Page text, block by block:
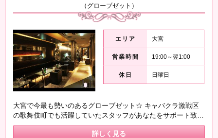
（グローブゼット）
エリア 大宮
営業時間 19:00～翌1:00
休日 日曜日
大宮で今最も勢いのあるグローブゼット☆ キャバクラ激戦区
の歌舞伎町でも活躍していたスタッフがあなたをサポート致し
ますψ(・ω´・,,ψ 「お試しの入店」ももちろん歓迎♪
詳しく見る